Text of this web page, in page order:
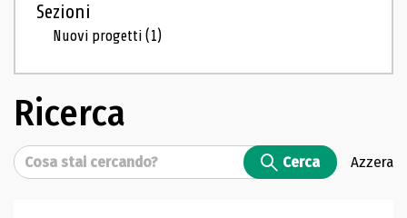
Sezioni
Nuovi progetti(1)
Ricerca
Cerca Cerca Azzera